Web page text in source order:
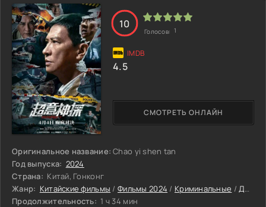
страх осторожной. Но когда лёд треснет и откроется
правда, кто кого перехитрит на этом белом поле?
Оригинальное название: Chao yi shen tan
Год выпуска: 2024
Страна: Китай, Гонконг
Жанр: Китайские фильмы /Фильмы 2024 / Криминальные /Детективы
Продолжительность: 1 ч 34 мин
СМОТРЕТЬ ОНЛАЙН
10
Голосов: 1
4.5